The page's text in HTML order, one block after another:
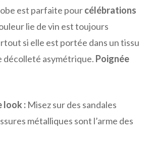
est parfaite pourcélébrations
lie de vin est toujours
si elle est portée dans un tissu
décolleté asymétrique. Poignée
look : Misez sur des sandales
métalliques sont l’arme des